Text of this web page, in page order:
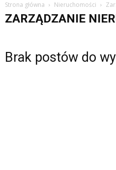
Strona główna Nieruchomości
ZARZĄDZANIE
Brak postów do